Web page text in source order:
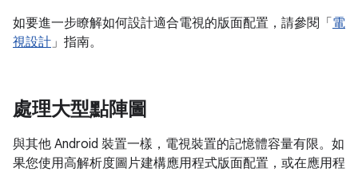
如要進一步瞭解如何設計適合電視的版面配置，請參閱「 電
視設計」指南。
處理大型點陣圖
與其他 Android 裝置一樣，電視裝置的記憶體容量有限。如
果您使用高解析度圖片建構應用程式版面配置，或在應用程